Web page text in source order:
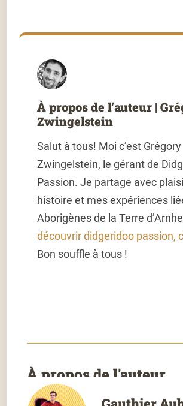
À propos de l’auteur |
Zwingelstein
Salut à tous! Moi c’est Grégory
Zwingelstein, le gérant de
Passion. Je partage avec
histoire et mes expériences
Aborigènes de la Terre
découvrir didgeridoo passion,
Bon souffle à tous !
À propos de l'auteur